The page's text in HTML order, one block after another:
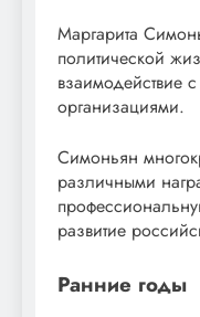
Маргарита
политической
организациями.
Симоньян
различными
развитие
Ранние годы